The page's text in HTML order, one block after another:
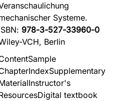
Systeme.
978-3-527-33960-0
VCH, Berlin
Sample
IndexSupplementary
Instructor's
Digital textbook